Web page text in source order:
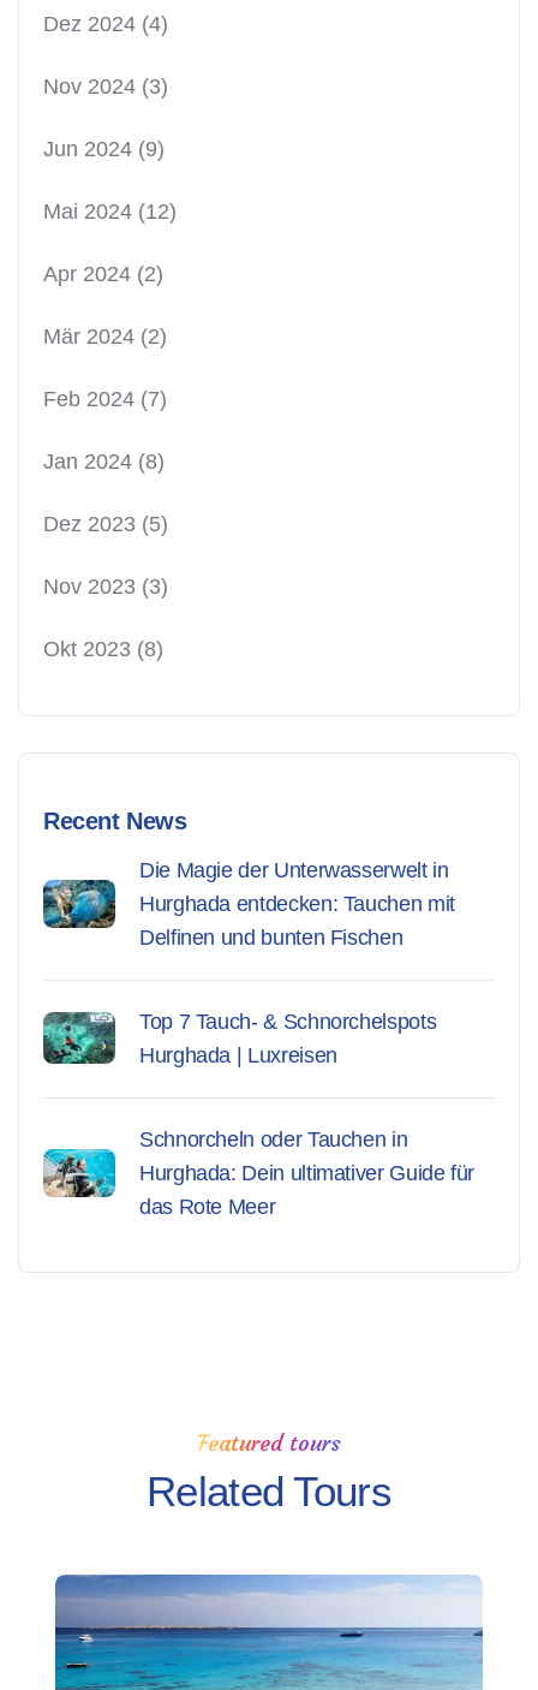
Dez 2024 (4)
Nov 2024 (3)
Jun 2024 (9)
Mai 2024 (12)
Apr 2024 (2)
Mär 2024 (2)
Feb 2024 (7)
Jan 2024 (8)
Dez 2023 (5)
Nov 2023 (3)
Okt 2023 (8)
Recent News
Die Magie der Unterwasserwelt in
Hurghada entdecken: Tauchen mit
Delfinen und bunten Fischen
Top 7 Tauch- & Schnorchelspots
Hurghada | Luxreisen
Schnorcheln oder Tauchen in
Hurghada: Dein ultimativer Guide für
das Rote Meer
Featured tours
Related Tours